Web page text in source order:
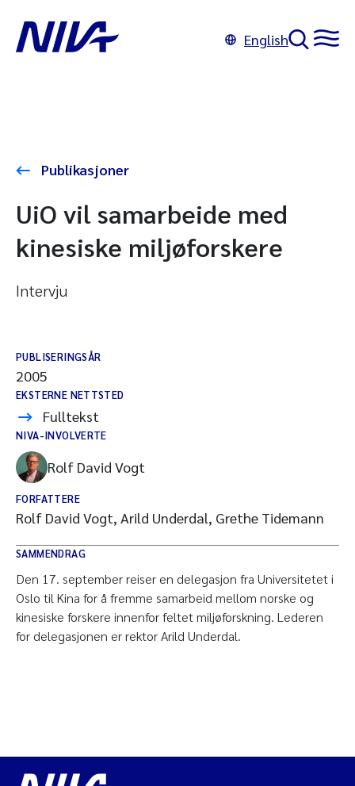
English
Publikasjoner
UiO vil samarbeide med
kinesiske miljøforskere
Intervju
PUBLISERINGSÅR
2005
EKSTERNE NETTSTED
Fulltekst
NIVA-INVOLVERTE
Rolf David Vogt
FORFATTERE
Rolf David Vogt, Arild Underdal, Grethe Tidemann
SAMMENDRAG
Den 17. september reiser en delegasjon fra Universitetet i
Oslo til Kina for å fremme samarbeid mellom norske og
kinesiske forskere innenfor feltet miljøforskning. Lederen
for delegasjonen er rektor Arild Underdal.